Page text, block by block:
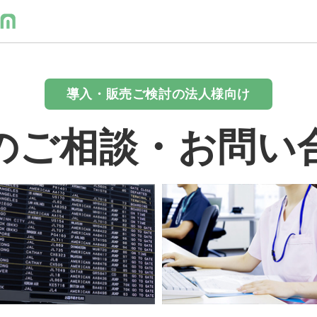
導入・販売ご検討の法人様向け
ご相談・お問い